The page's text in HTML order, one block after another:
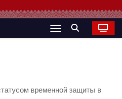
временной защиты в